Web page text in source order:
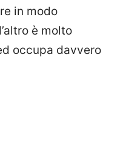
in modo
è molto
occupa davvero